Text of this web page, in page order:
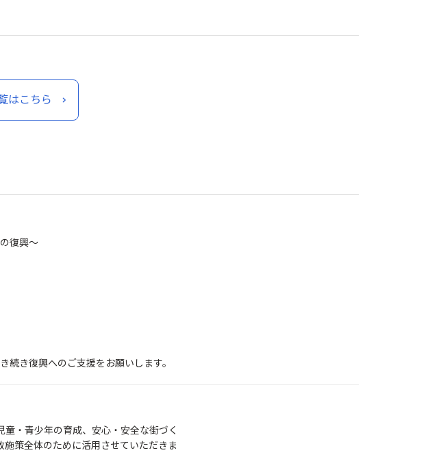
はこちら
復興～
続き復興へのご支援をお願いします。
・青少年の育成、安心・安全な街づく
策全体のために活用させていただきま